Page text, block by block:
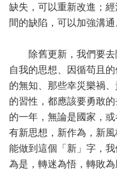
缺失，可以重新改進；
間的缺陷，可以加強溝通
除舊更新，我們要去
自我的思想、因循苟且
的無知、那些幸災樂禍
的習性，都應該要勇敢
的一年，無論是國家，
有新思想，新作為，新
能做到這個「新」字，
為是，轉迷為悟，轉敗為